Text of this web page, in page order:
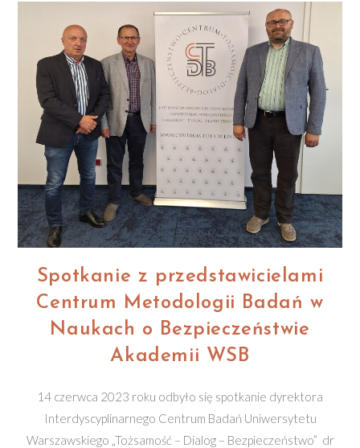
Spotkanie z przedstawicielami
Centrum Metodologii Badań w
Naukach o Bezpieczeństwie
Akademii WSB
14 czerwca 2023 roku odbyło się spotkanie dyrektora
Interdyscyplinarnego Centrum Badań Uniwersytetu
Warszawskiego „Tożsamość – Dialog – Bezpieczeństwo” dr